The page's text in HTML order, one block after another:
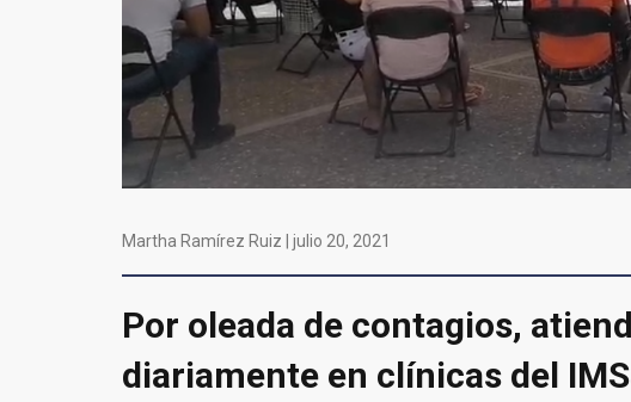
Martha Ramírez Ruiz | julio 20, 2021
Por oleada de contagios,
diariamente en clínicas del